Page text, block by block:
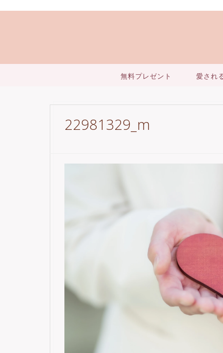
無料プレゼント 愛され
22981329_m